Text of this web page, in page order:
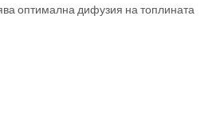
оптимална дифузия на топлината